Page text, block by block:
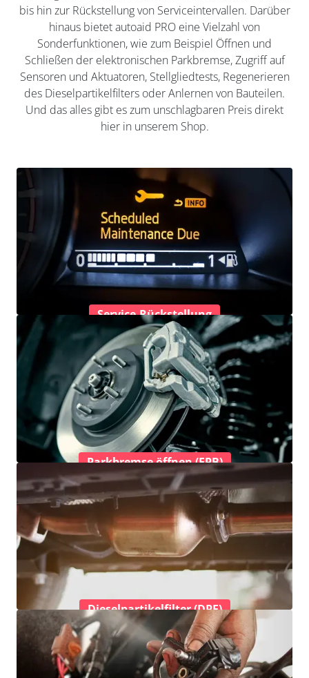
bis hin zur Rückstellung von Serviceintervallen. Darüber
hinaus bietet autoaid PRO eine Vielzahl von
Sonderfunktionen, wie zum Beispiel Öffnen und
Schließen der elektronischen Parkbremse, Zugriff auf
Sensoren und Aktuatoren, Stellgliedtests, Regenerieren
des Dieselpartikelfilters oder Anlernen von Bauteilen.
Und das alles gibt es zum unschlagbaren Preis direkt
hier in unserem Shop.
Service-Rückstellung
Parkbremse öffnen (EPB)
Dieselpartikelfilter (DPF)